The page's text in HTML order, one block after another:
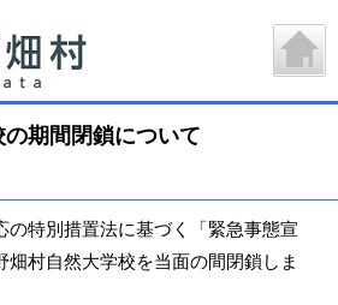
期間閉鎖について
の特別措置法に基づく「緊急事態宣
畑村自然大学校を当面の間閉鎖しま